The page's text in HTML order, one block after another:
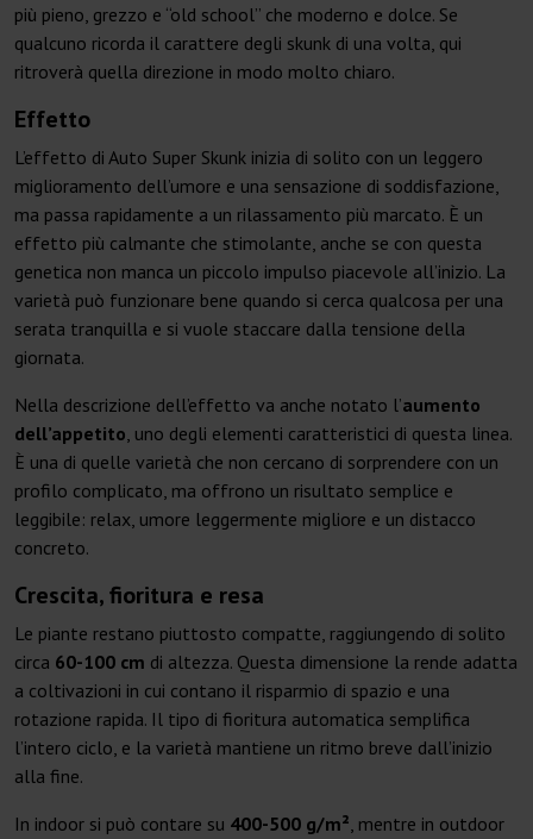
più pieno, grezzo e “old school” che moderno e dolce. Se
qualcuno ricorda il carattere degli skunk di una volta, qui
ritroverà quella direzione in modo molto chiaro.
Effetto
L’effetto di Auto Super Skunk inizia di solito con un leggero
miglioramento dell’umore e una sensazione di soddisfazione,
ma passa rapidamente a un rilassamento più marcato. È un
effetto più calmante che stimolante, anche se con questa
genetica non manca un piccolo impulso piacevole all’inizio. La
varietà può funzionare bene quando si cerca qualcosa per una
serata tranquilla e si vuole staccare dalla tensione della
giornata.
Nella descrizione dell’effetto va anche notato l’aumento
dell’appetito, uno degli elementi caratteristici di questa linea.
È una di quelle varietà che non cercano di sorprendere con un
profilo complicato, ma offrono un risultato semplice e
leggibile: relax, umore leggermente migliore e un distacco
concreto.
Crescita, fioritura e resa
Le piante restano piuttosto compatte, raggiungendo di solito
circa 60-100 cm di altezza. Questa dimensione la rende adatta
a coltivazioni in cui contano il risparmio di spazio e una
rotazione rapida. Il tipo di fioritura automatica semplifica
l’intero ciclo, e la varietà mantiene un ritmo breve dall’inizio
alla fine.
In indoor si può contare su 400-500 g/m², mentre in outdoor